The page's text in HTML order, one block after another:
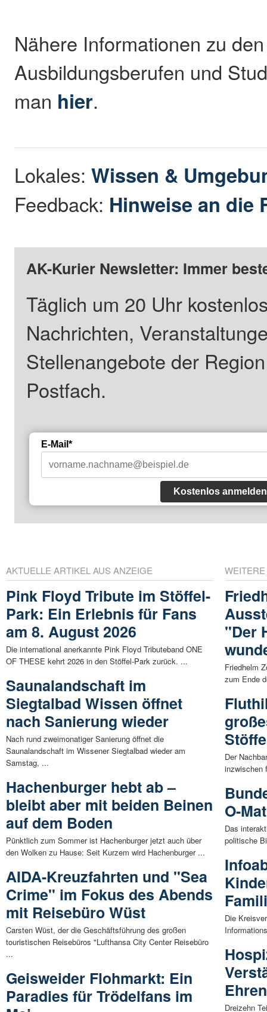
Nähere Informationen zu den
Ausbildungsberufen und
man hier.
Lokales:Wissen &
Feedback: Hinweise an die
AK-Kurier Newsletter: Immer
Täglich um 20 Uhr
Nachrichten,
Stellenangebote der
Postfach.
E-Mail*
Kostenlos anmelden
AKTUELLE ARTIKEL AUS ANZEIGE
Pink Floyd Tribute im Stöffel-
Park: Ein Erlebnis für Fans
am 8. August 2026
Die international anerkannte Pink Floyd Tributeband ONE
OF THESE kehrt 2026 in den Stöffel-Park zurück. ...
Saunalandschaft im
Siegtalbad Wissen öffnet
nach Sanierung wieder
Nach rund zweimonatiger Sanierung öffnet die
Saunalandschaft im Wissener Siegtalbad wieder am
Samstag, ...
Hachenburger hebt ab –
bleibt aber mit beiden Beinen
auf dem Boden
Pünktlich zum Sommer ist Hachenburger jetzt auch über
den Wolken zu Hause: Seit Kurzem wird Hachenburger ...
AIDA-Kreuzfahrten und "Sea
Crime" im Fokus des Abends
mit Reisebüro Wüst
Carsten Wüst, der die Geschäftsführung des großen
touristischen Reisebüros "Lufthansa City Center Reisebüro
...
Geisweider Flohmarkt: Ein
Paradies für Trödelfans im
"Der
Friedhelm
zum Ende
Der
inzwischen
O-
Das
politische
Die
Dreizehn